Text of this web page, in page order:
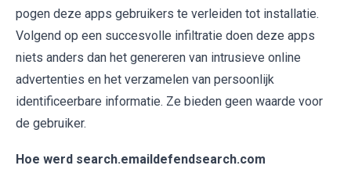
pogen deze apps gebruikers te verleiden tot installatie.
Volgend op een succesvolle infiltratie doen deze apps
niets anders dan het genereren van intrusieve online
advertenties en het verzamelen van persoonlijk
identificeerbare informatie. Ze bieden geen waarde voor
de gebruiker.
Hoe werd search.emaildefendsearch.com